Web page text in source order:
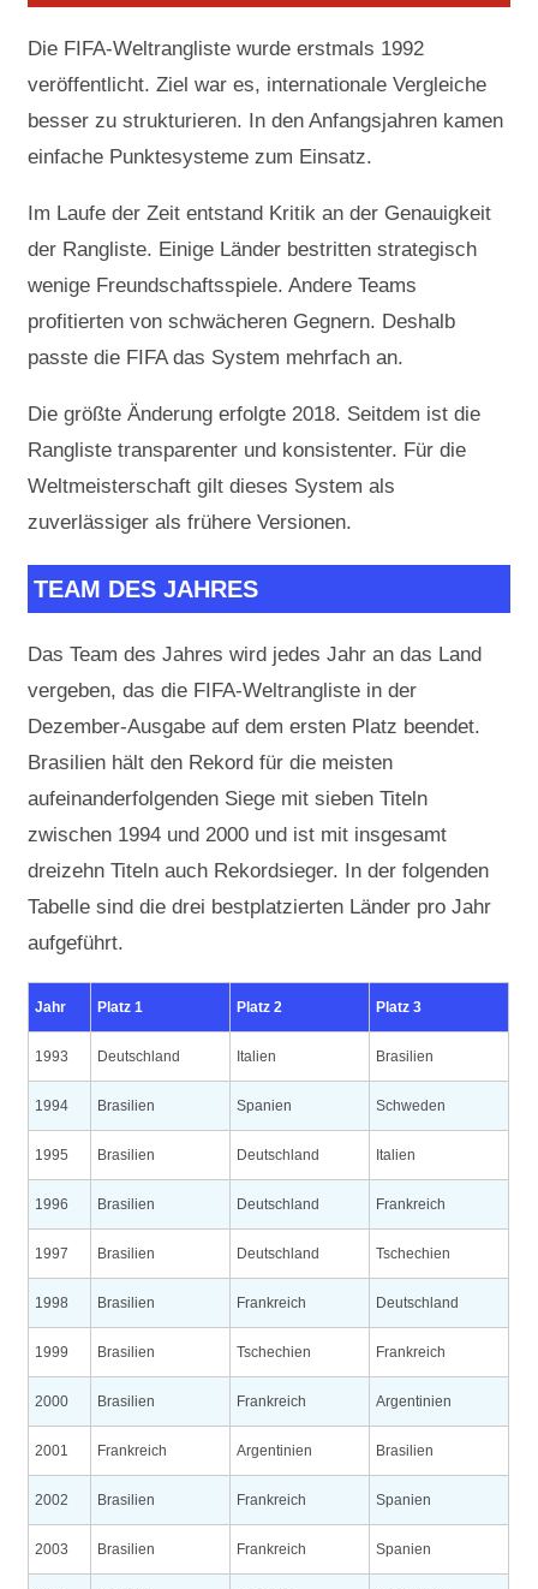
Die FIFA-Weltrangliste wurde erstmals 1992
veröffentlicht. Ziel war es, internationale Vergleiche
besser zu strukturieren. In den Anfangsjahren kamen
einfache Punktesysteme zum Einsatz.
Im Laufe der Zeit entstand Kritik an der Genauigkeit
der Rangliste. Einige Länder bestritten strategisch
wenige Freundschaftsspiele. Andere Teams
profitierten von schwächeren Gegnern. Deshalb
passte die FIFA das System mehrfach an.
Die größte Änderung erfolgte 2018. Seitdem ist die
Rangliste transparenter und konsistenter. Für die
Weltmeisterschaft gilt dieses System als
zuverlässiger als frühere Versionen.
TEAM DES JAHRES
Das Team des Jahres wird jedes Jahr an das Land
vergeben, das die FIFA-Weltrangliste in der
Dezember-Ausgabe auf dem ersten Platz beendet.
Brasilien hält den Rekord für die meisten
aufeinanderfolgenden Siege mit sieben Titeln
zwischen 1994 und 2000 und ist mit insgesamt
dreizehn Titeln auch Rekordsieger. In der folgenden
Tabelle sind die drei bestplatzierten Länder pro Jahr
aufgeführt.
Jahr Platz 1 Platz 2 Platz 3
1993 Deutschland Italien Brasilien
1994 Brasilien Spanien Schweden
1995 Brasilien Deutschland Italien
1996 Brasilien Deutschland Frankreich
1997 Brasilien Deutschland Tschechien
1998 Brasilien Frankreich Deutschland
1999 Brasilien Tschechien Frankreich
2000 Brasilien Frankreich Argentinien
2001 Frankreich Argentinien Brasilien
2002 Brasilien Frankreich Spanien
2003 Brasilien Frankreich Spanien